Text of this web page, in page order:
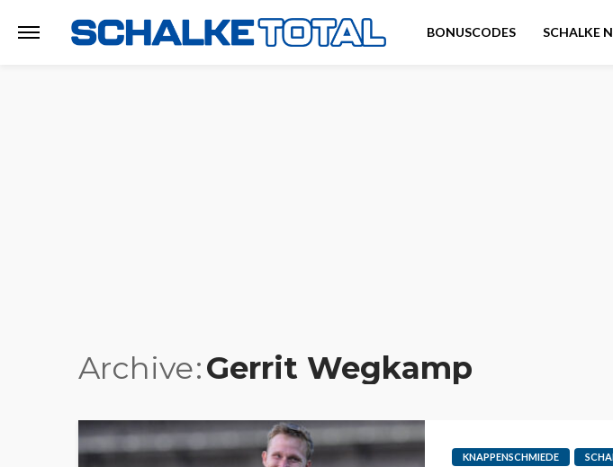
BONUSCODES SCHALKE
Archive Gerrit Wegkamp
KNAPPENSCHMIEDE